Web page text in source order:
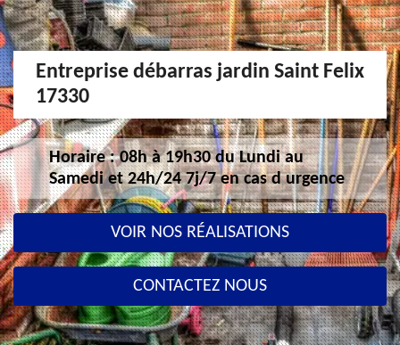
Entreprise débarras jardin Saint Felix
17330
Horaire : 08h à 19h30 du Lundi au
Samedi et 24h/24 7j/7 en cas d urgence
VOIR NOS RÉALISATIONS
CONTACTEZ NOUS